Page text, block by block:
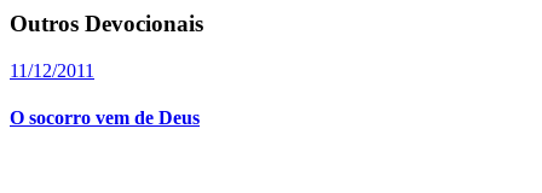
Outros Devocionais
11/12/2011
O socorro vem de Deus